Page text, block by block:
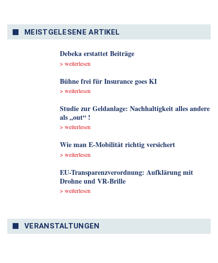
MEISTGELESENE ARTIKEL
Debeka erstattet Beiträge
> weiterlesen
Bühne frei für Insurance goes KI
> weiterlesen
Studie zur Geldanlage: Nachhaltigkeit alles andere
als „out“ !
> weiterlesen
Wie man E-Mobilität richtig versichert
> weiterlesen
EU-Transparenzverordnung: Aufklärung mit
Drohne und VR-Brille
> weiterlesen
VERANSTALTUNGEN